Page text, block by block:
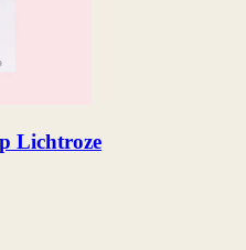
Lichtroze